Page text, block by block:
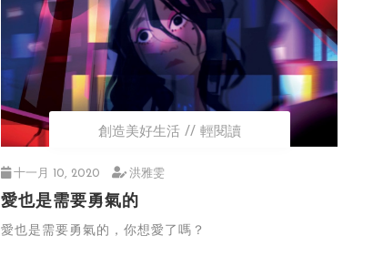
創造美好生活 輕閱讀
十一月 10, 2020 洪雅雯
愛也是需要勇氣的
愛也是需要勇氣的，你想愛了嗎？